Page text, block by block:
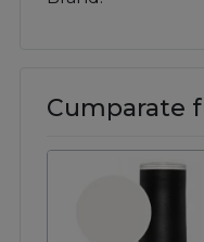
Cumparate